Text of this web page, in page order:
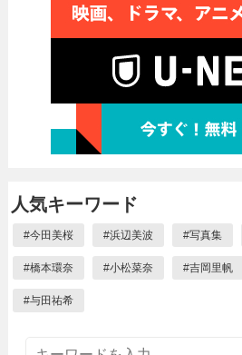
人気キーワード
#今田美桜 #浜辺美波 #写真集
#橋本環奈 #小松菜奈 #吉岡里帆
#与田祐希